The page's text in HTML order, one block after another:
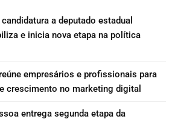
a deputado estadual
e inicia nova etapa na política
empresários e profissionais para
crescimento no marketing digital
entrega segunda etapa da